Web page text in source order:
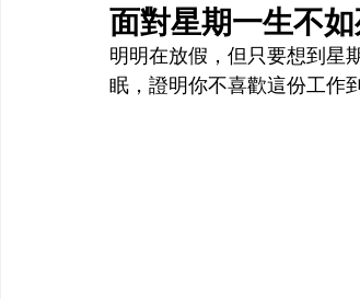
面對星期一生不
明明在放假，但只要想到星
眠，證明你不喜歡這份工作